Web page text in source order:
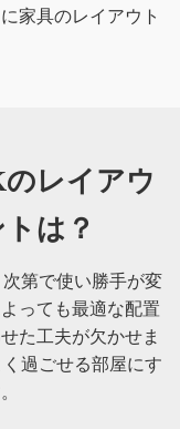
家具のレイアウト
レイアウ
は？
第で使い勝手が変
っても最適な配置
た工夫が欠かせま
過ごせる部屋にす